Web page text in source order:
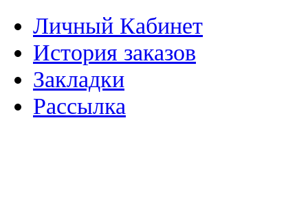
Личный Кабинет
История заказов
Закладки
Рассылка